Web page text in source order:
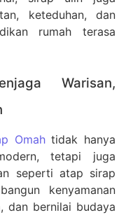
keteduhan, dan
rumah terasa
Warisan,
Omahtidak hanya
tetapi juga
seperti atap sirap
kenyamanan
dan bernilai budaya